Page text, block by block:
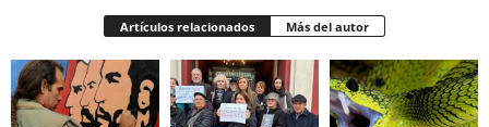
Artículos relacionados Más del autor